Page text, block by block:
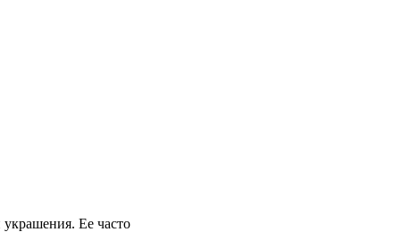
Ее часто